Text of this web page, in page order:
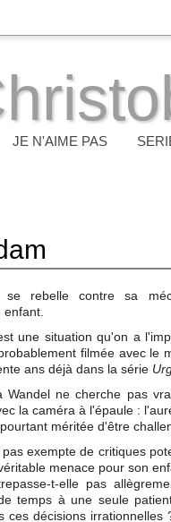
JE N'AIME PAS
se rebelle contre sa
une situation qu'on a
filmée avec le
ans déjà dans la série
Wandel ne cherche pas
la caméra à l'épaule :
méritée d'être
exempte de critiques
menace pour son
t-elle pas
temps à une seule
ces décisions